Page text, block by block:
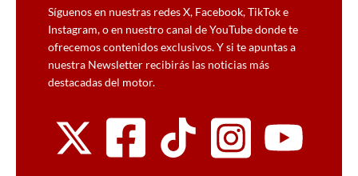
Síguenos en nuestras redes X, Facebook, TikTok e
Instagram, o en nuestro canal de YouTube donde te
ofrecemos contenidos exclusivos. Y si te apuntas a
nuestra Newsletter recibirás las noticias más
destacadas del motor.